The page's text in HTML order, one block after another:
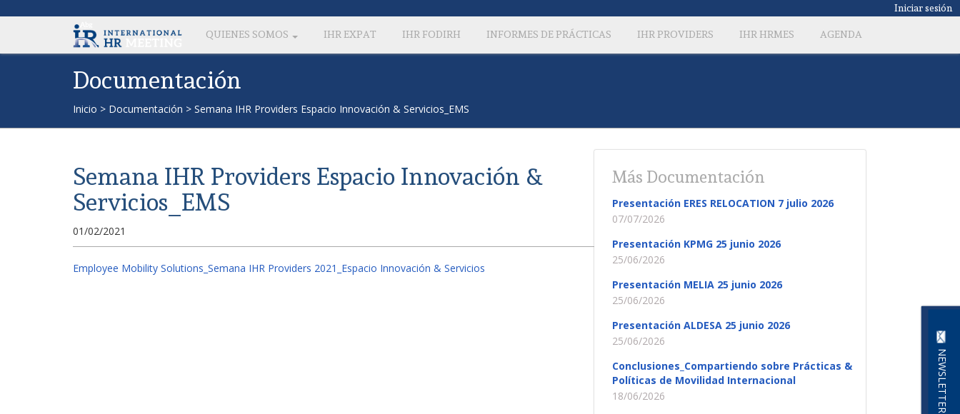
Iniciar sesión
QUIENES SOMOS IHR EXPAT IHR FODIRH INFORMES DE PRÁCTICAS IHR PROVIDERS IHR HRMES AGENDA
NEWSLETTER
Documentación
Inicio > Documentación > Semana IHR Providers Espacio Innovación & Servicios_EMS
Semana IHR Providers Espacio Innovación &
Servicios_EMS
01/02/2021
Employee Mobility Solutions_Semana IHR Providers 2021_Espacio Innovación & Servicios
Más Documentación
Presentación ERES RELOCATION 7 julio 2026
07/07/2026
Presentación KPMG 25 junio 2026
25/06/2026
Presentación MELIA 25 junio 2026
25/06/2026
Presentación ALDESA 25 junio 2026
25/06/2026
Conclusiones_Compartiendo sobre Prácticas &
Políticas de Movilidad Internacional
18/06/2026